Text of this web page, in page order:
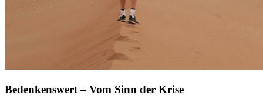
Bedenkenswert – Vom Sinn der Krise